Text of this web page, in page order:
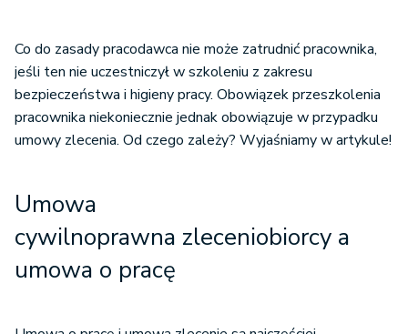
Co do zasady pracodawca nie może zatrudnić pracownika,
jeśli ten nie uczestniczył w szkoleniu z zakresu
bezpieczeństwa i higieny pracy. Obowiązek przeszkolenia
pracownika niekoniecznie jednak obowiązuje w przypadku
umowy zlecenia. Od czego zależy? Wyjaśniamy w artykule!
Umowa
cywilnoprawna zleceniobiorcy a
umowa o pracę